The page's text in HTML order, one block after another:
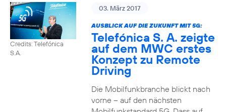
Credits: Telefónica
S.A.
03. März 2017
AUSBLICK AUF DIE ZUKUNFT MIT 5G:
Telefónica S. A. zeigte
auf dem MWC erstes
Konzept zu Remote
Driving
Die Mobilfunkbranche blickt nach
vorne – auf den nächsten